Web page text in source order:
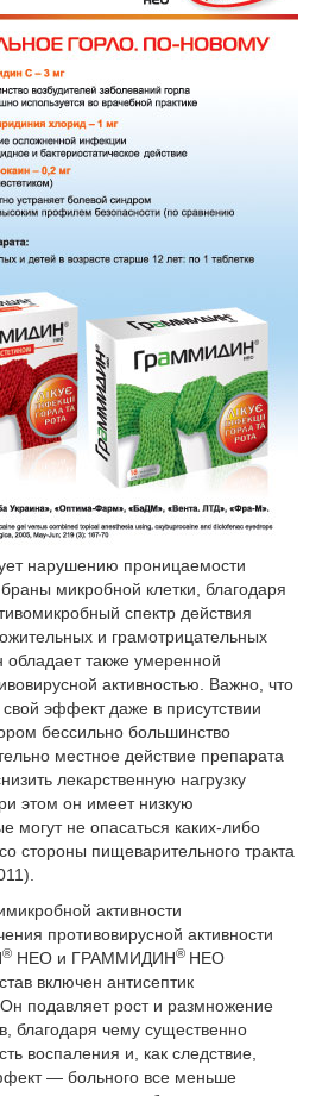
нарушению проницаемости
микробной клетки, благодаря
спектр действия
и грамотрицательных
обладает также умеренной
активностью. Важно, что
эффект даже в присутствии
бессильно большинство
местное действие препарата
лекарственную нагрузку
этом он имеет низкую
могут не опасаться каких-либо
стороны пищеварительного тракта
активности
противовирусной активности
® НЕО и ГРАММИДИН® НЕО
включен антисептик
. Он подавляет рост и размножение
благодаря чему существенно
воспаления и, как следствие,
— больного все меньше